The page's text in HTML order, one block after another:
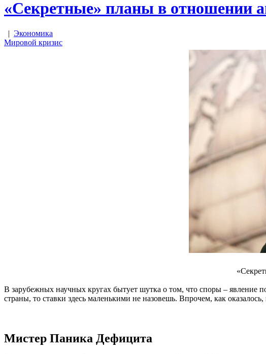
«Секретные» планы в отношении
| Экономика
Мировой кризис
В зарубежных научных кругах бытует шутка о том, что споры – явление
страны, то ставки здесь маленькими не назовешь. Впрочем, как
Мистер Паника Дефицита